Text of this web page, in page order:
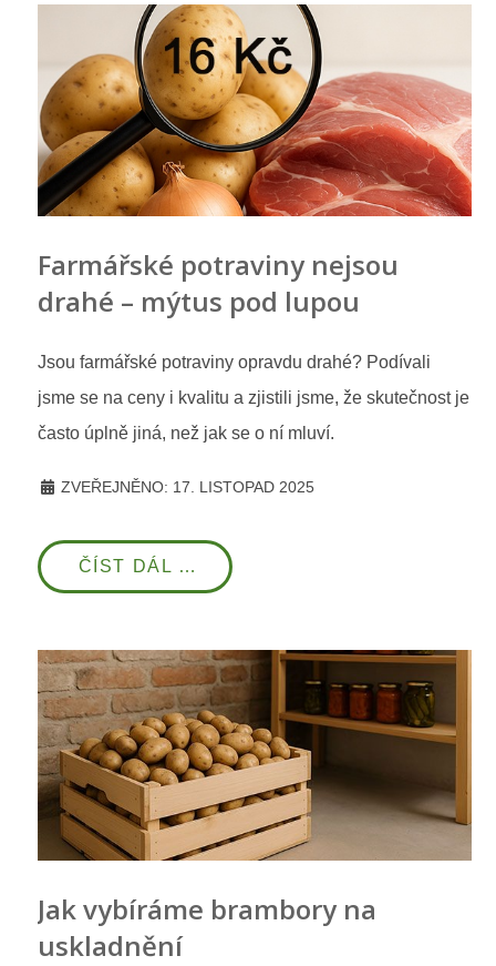
Farmářské potraviny nejsou
drahé – mýtus pod lupou
Jsou farmářské potraviny opravdu drahé? Podívali
jsme se na ceny i kvalitu a zjistili jsme, že skutečnost je
často úplně jiná, než jak se o ní mluví.
ZVEŘEJNĚNO: 17. LISTOPAD 2025
ČÍST DÁL …
Jak vybíráme brambory na
uskladnění